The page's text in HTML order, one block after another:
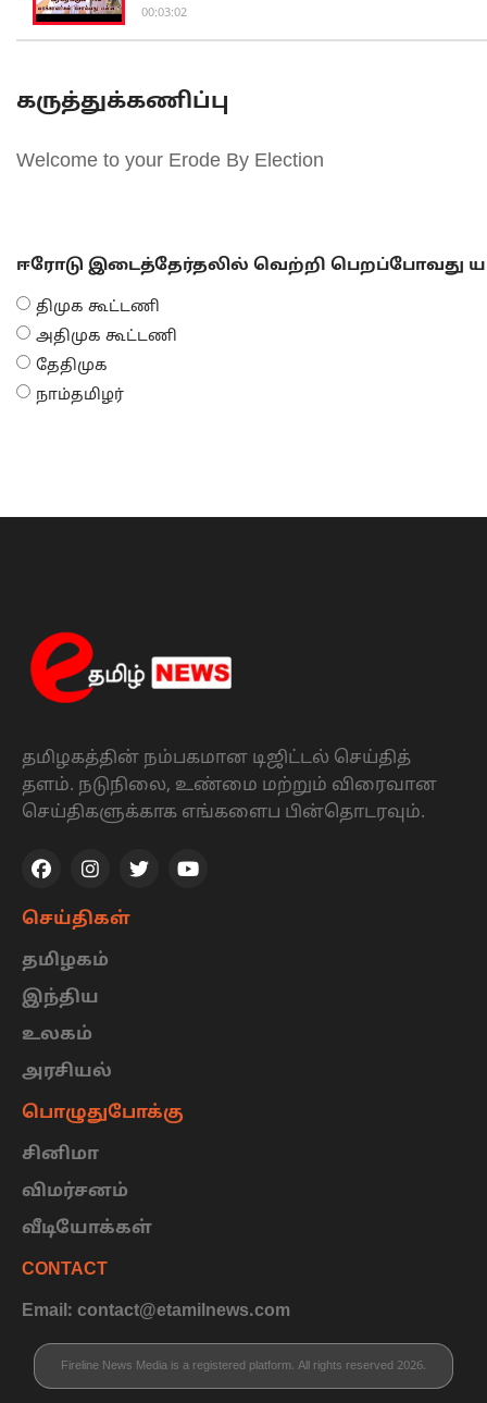
00:03:02
கருத்துக்கணிப்பு
Welcome to your Erode By Election
ஈரோடு இடைத்தேர்தலில் வெற்றி பெறப்போவது
திமுக கூட்டணி
அதிமுக கூட்டணி
தேதிமுக
நாம்தமிழர்
தமிழகத்தின் நம்பகமான டிஜிட்டல் செய்தித்
தளம். நடுநிலை, உண்மை மற்றும் விரைவான
செய்திகளுக்காக எங்களைப பின்தொடரவும்.
செய்திகள்
தமிழகம்
இந்திய
உலகம்
அரசியல்
பொழுதுபோக்கு
சினிமா
விமர்சனம்
வீடியோக்கள்
CONTACT
Email: contact@etamilnews.com
Fireline News Media is a registered platform. All rights reserved 2026.